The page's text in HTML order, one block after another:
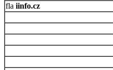
iinfo.cz